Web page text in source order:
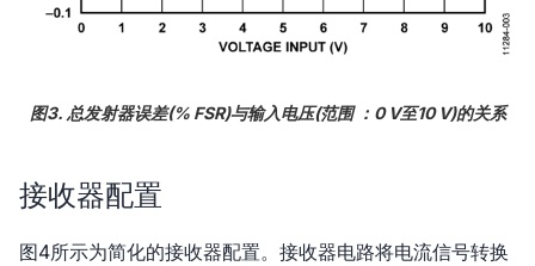
图3. 总发射器误差(% FSR)与输入电压(范围 ：0 V至10 V)的关系
接收器配置
图4所示为简化的接收器配置。接收器电路将电流信号转换